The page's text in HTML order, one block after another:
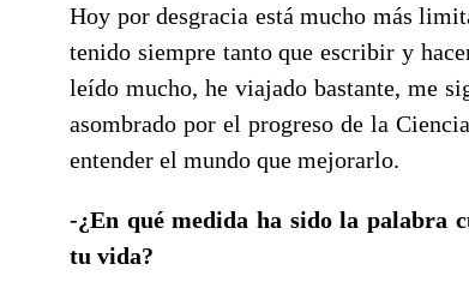
Hoy por desgracia está mucho más
tenido siempre tanto que escribir y
leído mucho, he viajado bastante, me
asombrado por el progreso de la
entender el mundo que mejorarlo.
-¿En qué medida ha sido la palabra
tu vida?